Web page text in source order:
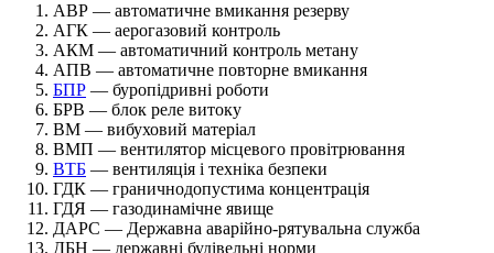
АВР — автоматичне вмикання резерву
АГК — аерогазовий контроль
АКМ — автоматичний контроль метану
АПВ — автоматичне повторне вмикання
БПР — буропідривні роботи
БРВ — блок реле витоку
ВМ — вибуховий матеріал
ВМП — вентилятор місцевого провітрювання
ВТБ — вентиляція і техніка безпеки
ГДК — граничнодопустима концентрація
ГДЯ — газодинамічне явище
ДАРС — Державна аварійно-рятувальна служба
ДБН — державні будівельні норми